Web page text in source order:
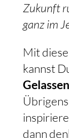
Zukunft
ganz im
Mit
kannst